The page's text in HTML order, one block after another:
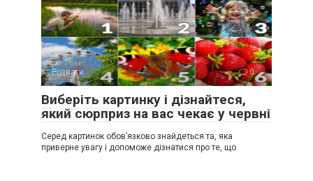
Розваги 0
Виберіть картинку і дізнайтеся,
який сюрприз на вас чекає у червні
Серед картинок обов’язково знайдеться та, яка
приверне увагу і допоможе дізнатися про те, що